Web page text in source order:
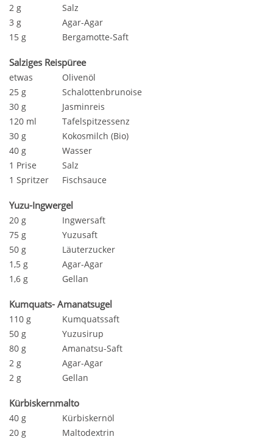
2 g
Salz
3 g
Agar-Agar
15 g
Bergamotte-Saft
Salziges Reispüree
etwas
Olivenöl
25 g
Schalottenbrunoise
30 g
Jasminreis
120 ml
Tafelspitzessenz
30 g
Kokosmilch (Bio)
40 g
Wasser
1 Prise
Salz
1 Spritzer
Fischsauce
Yuzu-Ingwergel
20 g
Ingwersaft
75 g
Yuzusaft
50 g
Läuterzucker
1,5 g
Agar-Agar
1,6 g
Gellan
Kumquats- Amanatsugel
110 g
Kumquatssaft
50 g
Yuzusirup
80 g
Amanatsu-Saft
2 g
Agar-Agar
2 g
Gellan
Kürbiskernmalto
40 g
Kürbiskernöl
20 g
Maltodextrin